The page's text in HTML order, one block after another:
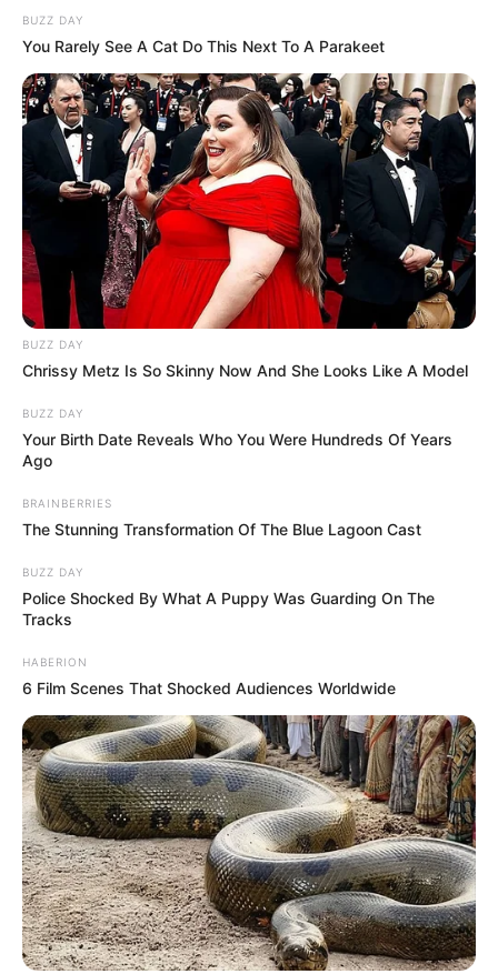
BUZZ DAY
You Rarely See A Cat Do This Next To A Parakeet
BUZZ DAY
Chrissy Metz Is So Skinny Now And She Looks Like A Model
BUZZ DAY
Your Birth Date Reveals Who You Were Hundreds Of Years
Ago
BRAINBERRIES
The Stunning Transformation Of The Blue Lagoon Cast
BUZZ DAY
Police Shocked By What A Puppy Was Guarding On The
Tracks
HABERION
6 Film Scenes That Shocked Audiences Worldwide